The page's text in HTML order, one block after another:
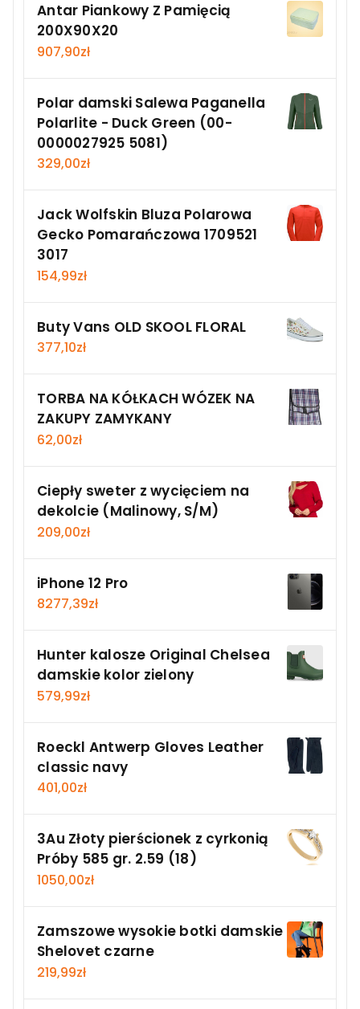
Antar Piankowy Z Pamięcią
200X90X20
907,90zł
Polar damski Salewa Paganella
Polarlite - Duck Green (00-
0000027925 5081)
329,00zł
Jack Wolfskin Bluza Polarowa
Gecko Pomarańczowa 1709521
3017
154,99zł
Buty Vans OLD SKOOL FLORAL
377,10zł
TORBA NA KÓŁKACH WÓZEK NA
ZAKUPY ZAMYKANY
62,00zł
Ciepły sweter z wycięciem na
dekolcie (Malinowy, S/M)
209,00zł
iPhone 12 Pro
8277,39zł
Hunter kalosze Original Chelsea
damskie kolor zielony
579,99zł
Roeckl Antwerp Gloves Leather
classic navy
401,00zł
3Au Złoty pierścionek z cyrkonią
Próby 585 gr. 2.59 (18)
1050,00zł
Zamszowe wysokie botki damskie
Shelovet czarne
219,99zł